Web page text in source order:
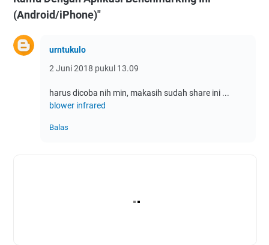
(Android/iPhone)"
urntukulo
2 Juni 2018 pukul 13.09
harus dicoba nih min, makasih sudah share ini ...
blower infrared
Balas